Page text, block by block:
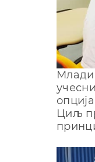
Млади
Циљ